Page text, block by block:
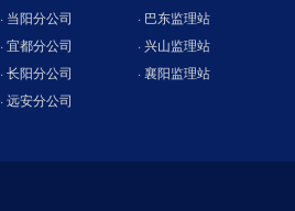
· 当阳分公司
· 宜都分公司
· 长阳分公司
· 远安分公司
· 巴东监理站
· 兴山监理站
· 襄阳监理站